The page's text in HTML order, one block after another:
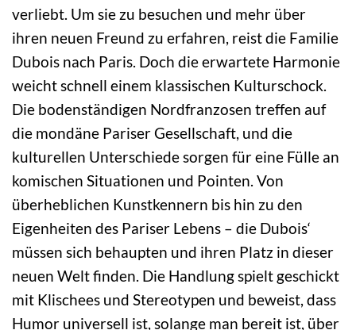
verliebt. Um sie zu besuchen und mehr über
ihren neuen Freund zu erfahren, reist die Familie
Dubois nach Paris. Doch die erwartete Harmonie
weicht schnell einem klassischen Kulturschock.
Die bodenständigen Nordfranzosen treffen auf
die mondäne Pariser Gesellschaft, und die
kulturellen Unterschiede sorgen für eine Fülle an
komischen Situationen und Pointen. Von
überheblichen Kunstkennern bis hin zu den
Eigenheiten des Pariser Lebens – die Dubois‘
müssen sich behaupten und ihren Platz in dieser
neuen Welt finden. Die Handlung spielt geschickt
mit Klischees und Stereotypen und beweist, dass
Humor universell ist, solange man bereit ist, über